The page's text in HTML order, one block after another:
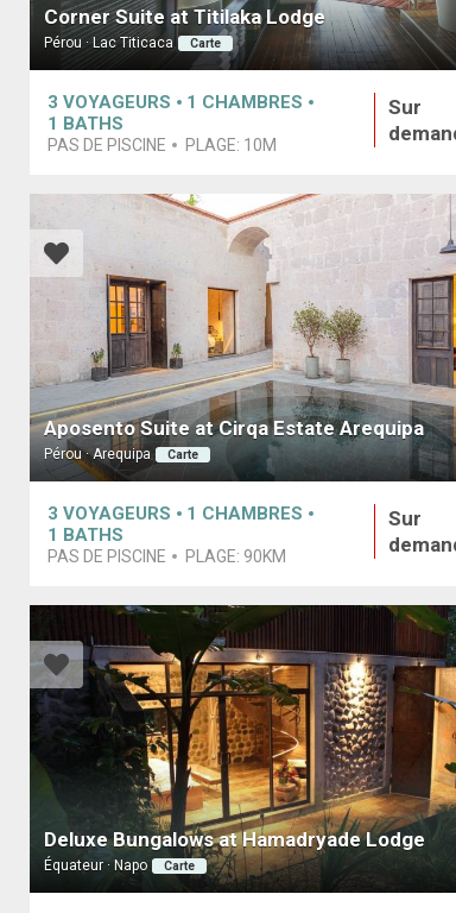
Corner Suite at Titilaka Lodge
Pérou · Lac Titicaca Carte
3 VOYAGEURS 1 CHAMBRES
1 BATHS
PAS DE PISCINE PLAGE: 10M
Sur
Aposento Suite at Cirqa Estate Arequipa
Pérou · Arequipa Carte
3 VOYAGEURS 1 CHAMBRES
1 BATHS
PAS DE PISCINE PLAGE: 90KM
Sur
Deluxe Bungalows at Hamadryade Lodge
Équateur · Napo Carte